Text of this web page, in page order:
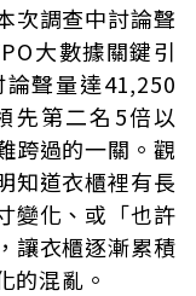
次調查中討論聲
大數據關鍵引
聲量達41,250
先第二名5倍以
跨過的一關。觀
知道衣櫃裡有長
變化、或「也許
讓衣櫃逐漸累積
的混亂。